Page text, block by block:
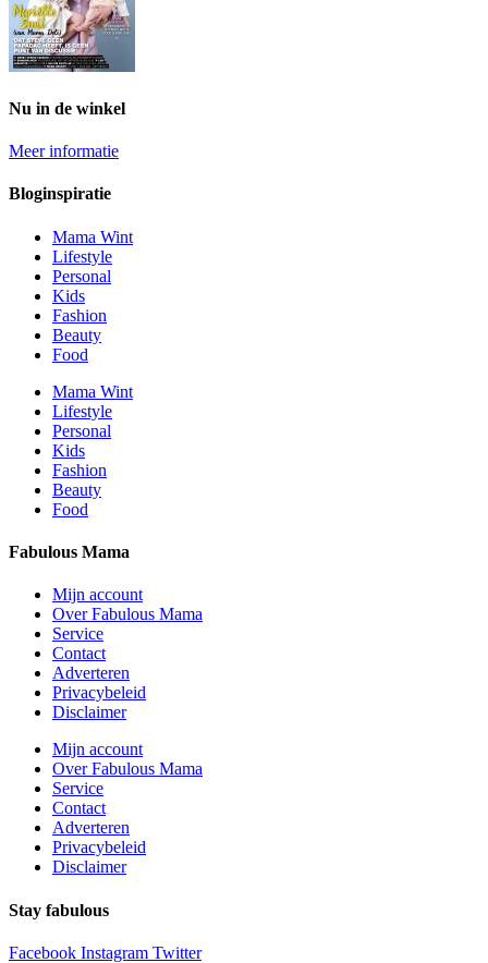
Nu in de winkel
Meer informatie
Bloginspiratie
Mama Wint
Lifestyle
Personal
Kids
Fashion
Beauty
Food
Mama Wint
Lifestyle
Personal
Kids
Fashion
Beauty
Food
Fabulous Mama
Mijn account
Over Fabulous Mama
Service
Contact
Adverteren
Privacybeleid
Disclaimer
Mijn account
Over Fabulous Mama
Service
Contact
Adverteren
Privacybeleid
Disclaimer
Stay fabulous
Facebook Instagram Twitter